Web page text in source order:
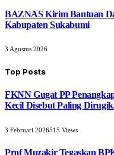
BAZNAS Kirim Bantuan
Kabupaten Sukabumi
3 Agustus 2026
Top Posts
FKNN Gugat PP
Kecil Disebut Paling
3 Februari 2026515 Views
Prof Muzakir Tegaskan